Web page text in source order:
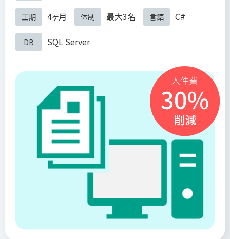
工期 4ヶ月 体制 最大3名 言語 C#
DB SQL Server